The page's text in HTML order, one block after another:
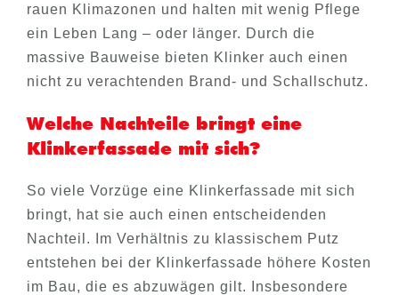
rauen Klimazonen und halten mit wenig Pflege
ein Leben Lang – oder länger. Durch die
massive Bauweise bieten Klinker auch einen
nicht zu verachtenden Brand- und Schallschutz.
Welche Nachteile bringt eine
Klinkerfassade mit sich?
So viele Vorzüge eine Klinkerfassade mit sich
bringt, hat sie auch einen entscheidenden
Nachteil. Im Verhältnis zu klassischem Putz
entstehen bei der Klinkerfassade höhere Kosten
im Bau, die es abzuwägen gilt. Insbesondere